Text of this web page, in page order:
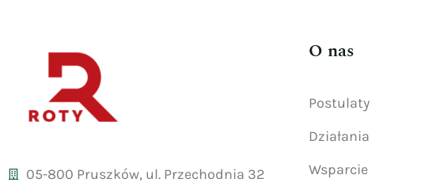
05-800 Pruszków, ul. Przechodnia 32
O nas
Postulaty
Działania
Wsparcie